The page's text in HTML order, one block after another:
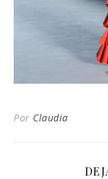
Por Claudia